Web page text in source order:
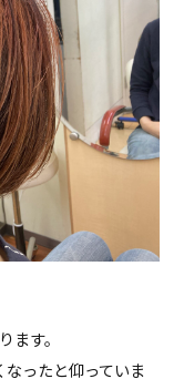
ます。
ったと仰っていま